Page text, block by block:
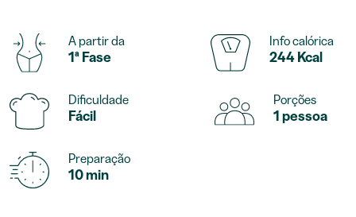
A partir da
1ª Fase
Info calórica
244 Kcal
Dificuldade
Fácil
Porções
1 pessoa
Preparação
10 min